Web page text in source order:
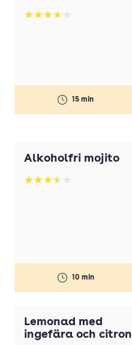
Betyg: 3.73 av 5
15 min
Alkoholfri mojito
Betyg: 3.51 av 5
10 min
Lemonad med
ingefära och citron